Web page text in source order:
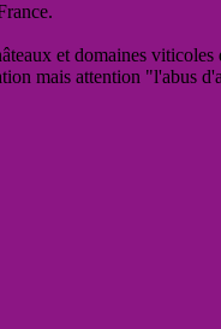
et domaines viticoles
mais attention "l'abus